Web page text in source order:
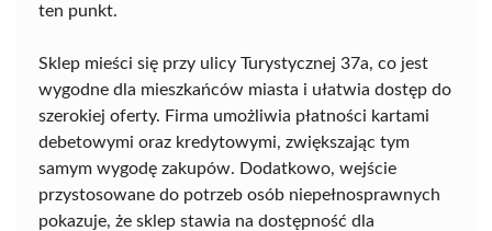
ten punkt.
Sklep mieści się przy ulicy Turystycznej 37a, co jest
wygodne dla mieszkańców miasta i ułatwia dostęp do
szerokiej oferty. Firma umożliwia płatności kartami
debetowymi oraz kredytowymi, zwiększając tym
samym wygodę zakupów. Dodatkowo, wejście
przystosowane do potrzeb osób niepełnosprawnych
pokazuje, że sklep stawia na dostępność dla